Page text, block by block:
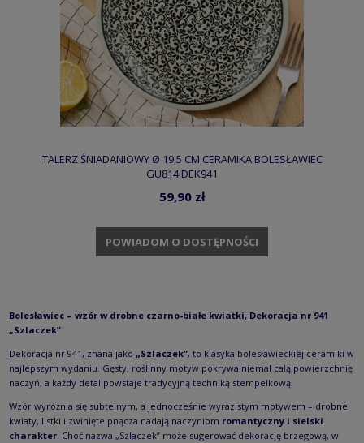
TALERZ ŚNIADANIOWY Ø 19,5 CM CERAMIKA BOLESŁAWIEC
GU814 DEK941
59,90 zł
POWIADOM O DOSTĘPNOŚCI
Bolesławiec – wzór w drobne czarno-białe kwiatki, Dekoracja nr 941
„Szlaczek”
Dekoracja nr 941, znana jako „Szlaczek”, to klasyka bolesławieckiej ceramiki w
najlepszym wydaniu. Gęsty, roślinny motyw pokrywa niemal całą powierzchnię
naczyń, a każdy detal powstaje tradycyjną techniką stempelkową.
Wzór wyróżnia się subtelnym, a jednocześnie wyrazistym motywem – drobne
kwiaty, listki i zwinięte pnącza nadają naczyniom romantyczny i sielski
charakter. Choć nazwa „Szlaczek” może sugerować dekorację brzegową, w